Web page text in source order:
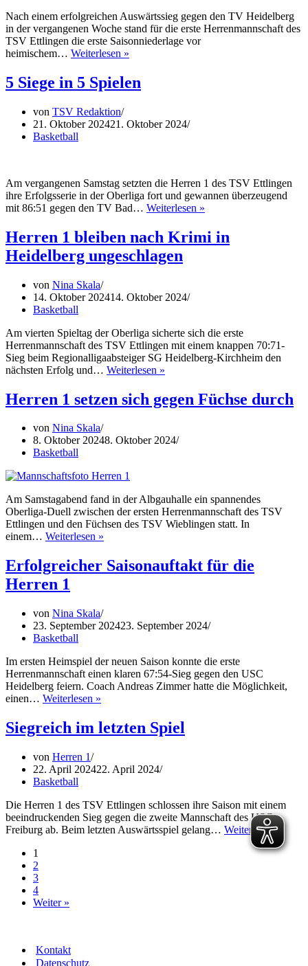
Nach einem erfolgreichen Auswärtssieg gegen den TV Heidelberg
in der vergangenen Woche stand für die erste Herrenmannschaft des
TSV Ettlingen die erste Saisonniederlage vor
heimischem… Weiterlesen »
die
5 Siege in 5 Spielen
von TSV Redaktion
21. Oktober 202421. Oktober 2024
Basketball
Am vergangenen Samstag setzten die Herren 1 des TSV Ettlingen
ihre Erfolgsserie in der Oberliga fort und gewannen überzeugend
mit 86:51 gegen den TV Bad… Weiterlesen »
in
5
Herren 1 bleiben nach Krimi in
Heidelberg ungeschlagen
von Nina Skala
14. Oktober 202414. Oktober 2024
Basketball
Am vierten Spieltag der Oberliga sicherte sich die erste
Herrenmannschaft des TSV Ettlingen mit einem knappen 70:71-
Sieg beim Regionalligaabsteiger SG Heidelberg-Kirchheim den
nächsten Erfolg und… Weiterlesen »
bleiben
nach
Heidelberg
Herren 1 setzen sich gegen Füchse durch
von Nina Skala
8. Oktober 20248. Oktober 2024
Basketball
Am Samstagabend fand in der Albgauhalle ein spannendes
Oberliga-Duell zwischen der ersten Herrenmannschaft des TSV
Ettlingen und den Füchsen des TSV Wieblingen statt. In
einem… Weiterlesen »
setzen
sich
durch
Erfolgreicher Saisonauftakt für die
Herren 1
von Nina Skala
23. September 202423. September 2024
Basketball
Im ersten Heimspiel der neuen Saison konnte die erste
Herrenmannschaft einen klaren 67:54-Sieg gegen den USC
Heidelberg feiern. Coach Andreas Zimmer hatte die Möglichkeit,
einen… Weiterlesen »
für
die
Siegreich im letzten Spiel
von Herren 1
22. April 202422. April 2024
Basketball
Die Herren 1 des TSV Ettlingen schlossen ihre Saison mit einem
beeindruckenden Sieg gegen die zweite Mannschaft des USC
Freiburg ab. Beim letzten Auswärtsspiel gelang… Weiterlesen »
im
1
2
3
4
Weiter »
Kontakt
Datenschutz